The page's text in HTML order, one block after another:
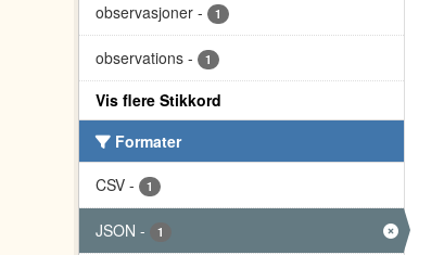
observasjoner - 1
observations - 1
Vis flere Stikkord
Formater
CSV - 1
JSON - 1